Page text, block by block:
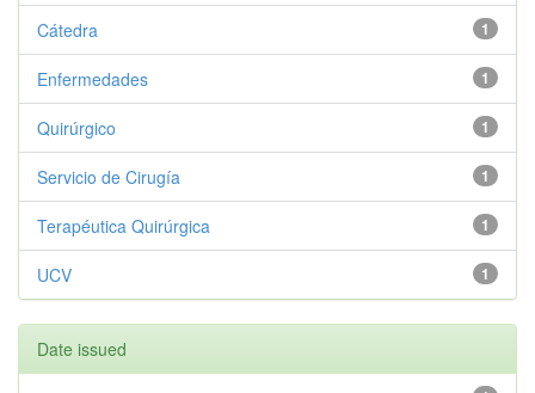
1
Cátedra
1
Enfermedades
1
Quirúrgico
1
Servicio de Cirugía
1
Terapéutica Quirúrgica
1
UCV
Date issued